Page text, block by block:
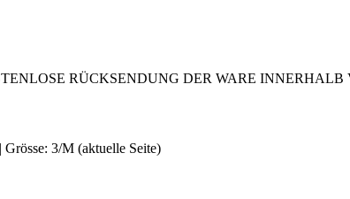
RÜCKSENDUNG DER WARE
Grösse: 3/M (aktuelle Seite)